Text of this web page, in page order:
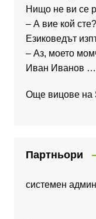
Нищо не ви се
– А вие кой
Езиковедът
– Аз, моето
Иван Иванов …
Още вицове на
Партньори
системен